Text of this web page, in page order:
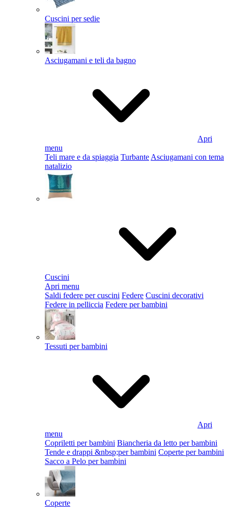
Cuscini per sedie
Asciugamani e teli da bagno
Apri
menu
Teli mare e da spiaggia Turbante Asciugamani con tema
natalizio
Cuscini
Apri menu
Saldi federe per cuscini Federe Cuscini decorativi
Federe in pelliccia Federe per bambini
Tessuti per bambini
Apri
menu
Copriletti per bambini Biancheria da letto per bambini
Tende e drappi &nbsp;per bambini Coperte per bambini
Sacco a Pelo per bambini
Coperte